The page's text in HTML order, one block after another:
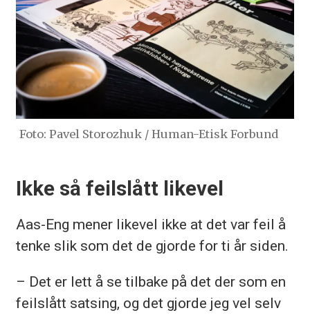
Foto: Pavel Storozhuk / Human-Etisk Forbund
Ikke så feilslått likevel
Aas-Eng mener likevel ikke at det var feil å
tenke slik som det de gjorde for ti år siden.
– Det er lett å se tilbake på det der som en
feilslått satsing, og det gjorde jeg vel selv